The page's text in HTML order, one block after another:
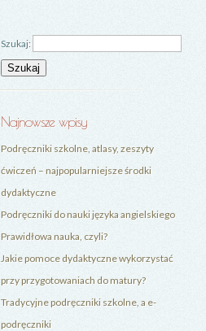
Szukaj:
Najnowsze wpisy
Podręczniki szkolne, atlasy, zeszyty
ćwiczeń – najpopularniejsze środki
dydaktyczne
Podręczniki do nauki języka angielskiego
Prawidłowa nauka, czyli?
Jakie pomoce dydaktyczne wykorzystać
przy przygotowaniach do matury?
Tradycyjne podręczniki szkolne, a e-
podręczniki